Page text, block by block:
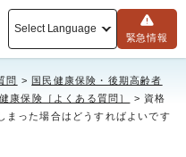
Select Language
緊急情報
問 > 国民健康保険・後期高齢者
康保険［よくある質問］
> 資格
まった場合はどうすればよいです